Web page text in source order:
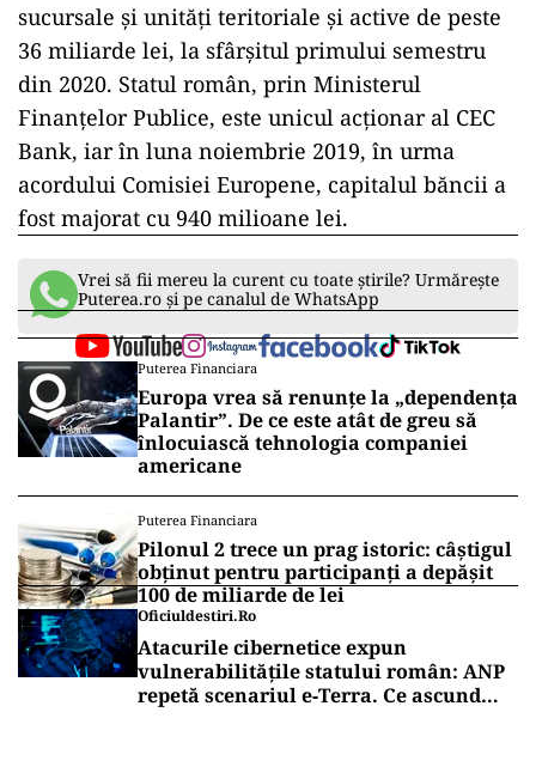
sucursale și unități teritoriale și active de peste
36 miliarde lei, la sfârșitul primului semestru
din 2020. Statul român, prin Ministerul
Finanțelor Publice, este unicul acționar al CEC
Bank, iar în luna noiembrie 2019, în urma
acordului Comisiei Europene, capitalul băncii a
fost majorat cu 940 milioane lei.
Vrei să fii mereu la curent cu toate știrile? Urmărește
Puterea.ro și pe canalul de WhatsApp
Puterea Financiara
Europa vrea să renunțe la „dependența
Palantir”. De ce este atât de greu să
înlocuiască tehnologia companiei
americane
Puterea Financiara
Pilonul 2 trece un prag istoric: câștigul
obținut pentru participanți a depășit
100 de miliarde de lei
Oficiuldestiri.ro
Atacurile cibernetice expun
vulnerabilitățile statului român: ANP
repetă scenariul e‑Terra. Ce ascund